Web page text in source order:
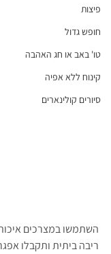
פיצות
חופש גדול
טו' באב או חג האהבה
קינוח ללא אפיה
סיורים קולינארים
השתמשו במצרכים
ריבה ביתית ותקבלו